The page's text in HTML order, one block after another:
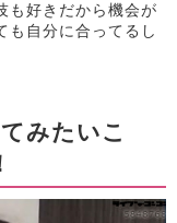
も好きだから機会が
も自分に合ってるし
みたいこ